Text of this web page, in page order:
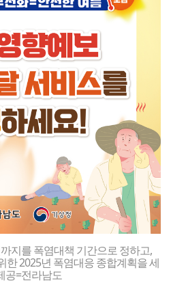
지를 폭염대책 기간으로 정하고,
한 2025년 폭염대응 종합계획을 세
공=전라남도